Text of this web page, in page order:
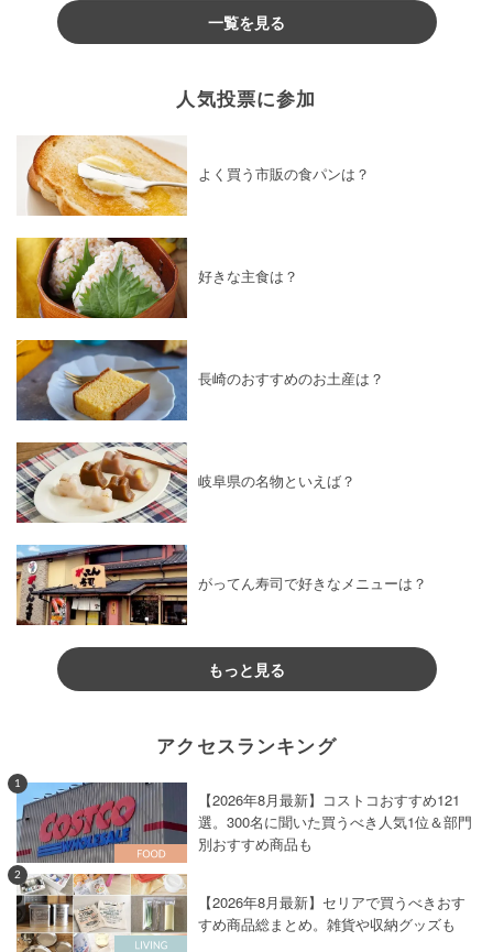
一覧を見る
人気投票に参加
よく買う市販の食パンは？
好きな主食は？
長崎のおすすめのお土産は？
岐阜県の名物といえば？
がってん寿司で好きなメニューは？
もっと見る
アクセスランキング
1
【2026年8月最新】コストコおすすめ121
選。300名に聞いた買うべき人気1位＆部門
別おすすめ商品も
2
【2026年8月最新】セリアで買うべきおす
すめ商品総まとめ。雑貨や収納グッズも